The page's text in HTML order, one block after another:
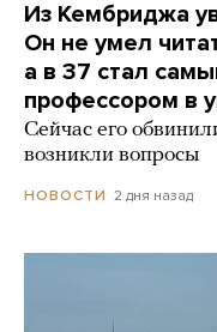
Из Кембриджа
Он не умел
а в 37 стал
профессором в
Сейчас его
возникли вопросы
НОВОСТИ 2 дня назад